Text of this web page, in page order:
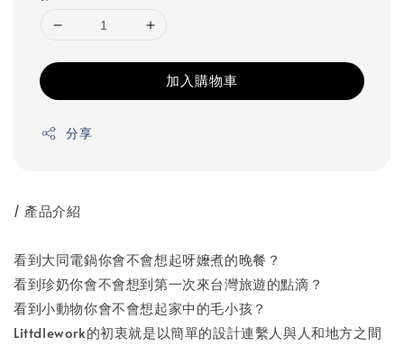
加入購物車
分享
/ 產品介紹
看到大同電鍋你會不會想起呀嬤煮的晚餐？
看到珍奶你會不會想到第一次來台灣旅遊的點滴？
看到小動物你會不會想起家中的毛小孩？
Littdlework的初衷就是以簡單的設計連繫人與人和地方之間